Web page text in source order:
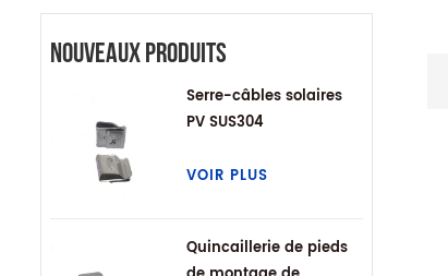
Nouveaux Produits
Serre-câbles solaires
PV SUS304
VOIR PLUS
Quincaillerie de pieds